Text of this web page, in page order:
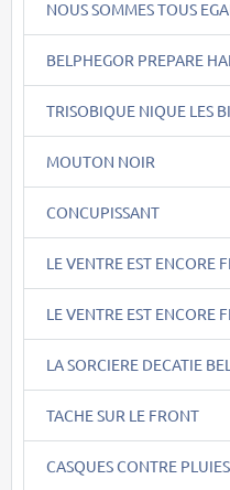
NOUS SOMMES TOUS
BELPHEGOR PREPARE
TRISOBIQUE NIQUE LES
MOUTON NOIR
CONCUPISSANT
LE VENTRE EST ENCORE
LE VENTRE EST ENCORE
LA SORCIERE DECATIE
TACHE SUR LE FRONT
CASQUES CONTRE